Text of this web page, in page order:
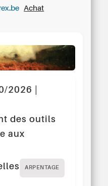
Achat
2026 |
des outils
aux
ARPENTAGE